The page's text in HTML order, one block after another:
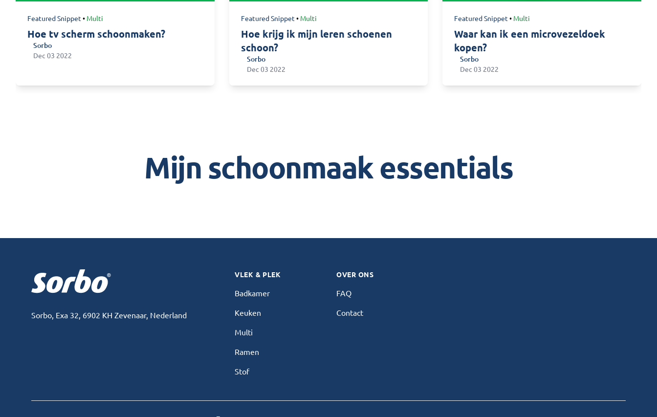
Featured Snippet • Multi
Hoe tv scherm schoonmaken?
Sorbo
Sorbo
Dec 03 2022
Featured Snippet • Multi
Hoe krijg ik mijn leren schoenen
schoon?
Sorbo
Sorbo
Dec 03 2022
Featured Snippet • Multi
Waar kan ik een microvezeldoek
kopen?
Sorbo
Sorbo
Dec 03 2022
Mijn schoonmaak essentials
Sorbo, Exa 32, 6902 KH Zevenaar, Nederland
VLEK & PLEK
Badkamer
Keuken
Multi
Ramen
Stof
OVER ONS
FAQ
Contact